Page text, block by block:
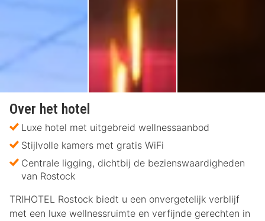
Over het hotel
Luxe hotel met uitgebreid wellnessaanbod
Stijlvolle kamers met gratis WiFi
Centrale ligging, dichtbij de bezienswaardigheden
van Rostock
TRIHOTEL Rostock biedt u een onvergetelijk verblijf
met een luxe wellnessruimte en verfijnde gerechten in